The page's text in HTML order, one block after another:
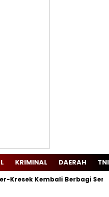
KRIMINAL DAERAH
Kresek Kembali Berbagi